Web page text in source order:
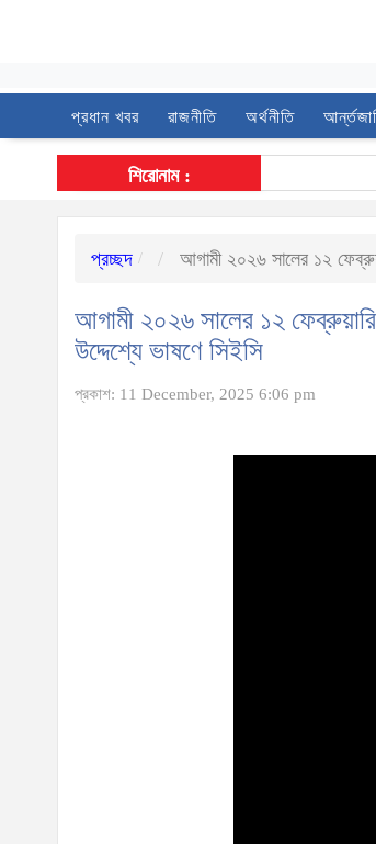
প্রধান খবর রাজনীতি অর্থনীতি
শিরোনাম :
প্রচ্ছদ আগামী ২০২৬ সালের ১২
আগামী ২০২৬ সালের ১২
উদ্দেশ্যে ভাষণে সিইসি
প্রকাশ: 11 December, 2025 6:06 pm